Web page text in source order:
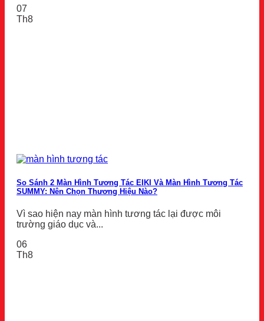
07
Th8
So Sánh 2 Màn Hình Tương Tác EIKI Và Màn Hình Tương Tác
SUMMY: Nên Chọn Thương Hiệu Nào?
Vì sao hiện nay màn hình tương tác lại được môi
trường giáo dục và...
06
Th8